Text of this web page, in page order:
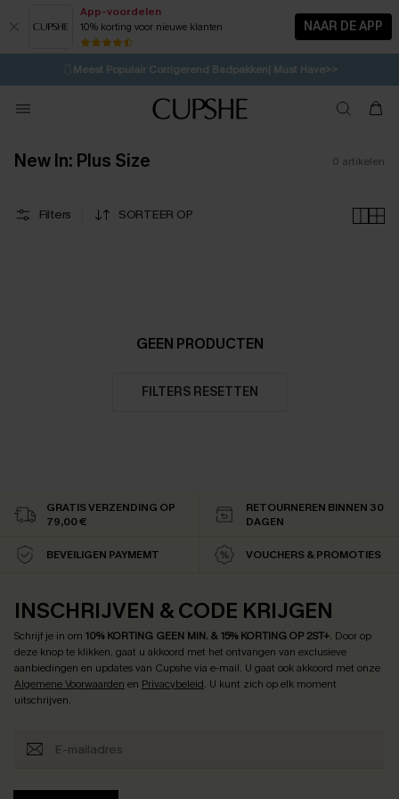
App-voordelen
10% korting voor nieuwe klanten NAAR DE APP
⚡️LAATSTE KANS | Tot 50% korting>>
🩱Meest Populair Corrigerend Badpakken| Must Have>>
💌Abonneer je & ontvang tot 15% korting>>
Koop 3, krijg 15% korting | CODE: SW15 1D:7H:36M:49S
New In: Plus Size 0 artikelen
Filters SORTEER OP
GEEN PRODUCTEN
FILTERS RESETTEN
GRATIS VERZENDING OP
79,00 €
RETOURNEREN BINNEN 30
DAGEN
BEVEILIGEN PAYMEMT VOUCHERS & PROMOTIES
INSCHRIJVEN & CODE KRIJGEN
Schrijf je in om 10% KORTING GEEN MIN. & 15% KORTING OP 2ST+. Door op
deze knop te klikken, gaat u akkoord met het ontvangen van exclusieve
aanbiedingen en updates van Cupshe via e-mail. U gaat ook akkoord met onze
Algemene Voorwaarden en Privacybeleid. U kunt zich op elk moment
uitschrijven.